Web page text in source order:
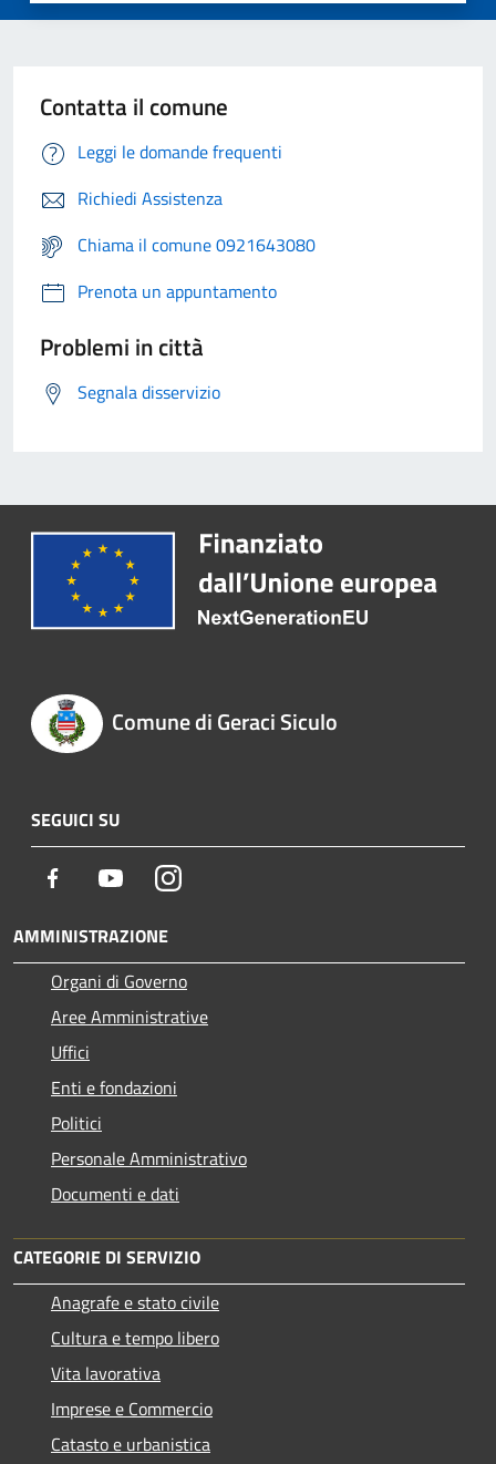
Contatta il comune
Leggi le domande frequenti
Richiedi Assistenza
Chiama il comune 0921643080
Prenota un appuntamento
Problemi in città
Segnala disservizio
Comune di Geraci Siculo
SEGUICI SU
Facebook YoutubeInstagram
AMMINISTRAZIONE
Organi di Governo
Aree Amministrative
Uffici
Enti e fondazioni
Politici
Personale Amministrativo
Documenti e dati
CATEGORIE DI SERVIZIO
Anagrafe e stato civile
Cultura e tempo libero
Vita lavorativa
Imprese e Commercio
Catasto e urbanistica